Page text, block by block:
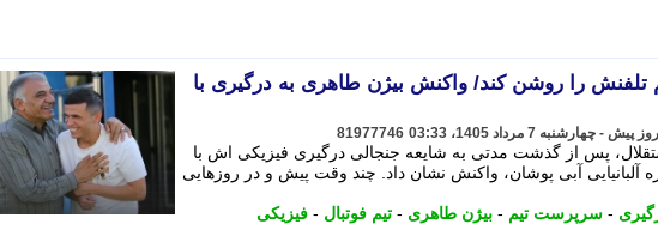
تلفنش را روشن کند/ واکنش بیژن طاهری به درگیری با
81977746
پس از گذشت مدتی به شایعه جنجالی درگیری فیزیکی اش با
آلبانیایی آبی پوشان، واکنش نشان داد. چند وقت پیش و در روزهایی
- سرپرست تیم - بیژن طاهری - تیم فوتبال - فیزیکی